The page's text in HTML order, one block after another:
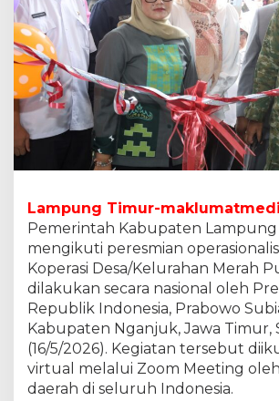
s
a
/
K
e
l
u
r
a
h
M
e
r
h
P
u
t
i
h
S
e
Lampung Timur-
Pemerintah Kabupaten
mengikuti peresmian
Koperasi Desa/Kelurahan Merah
dilakukan secara nasional oleh
Republik Indonesia, Prabowo
Kabupaten Nganjuk, Jawa Timur,
(16/5/2026). Kegiatan tersebut
virtual melalui Zoom Meeting
daerah di seluruh Indonesia.